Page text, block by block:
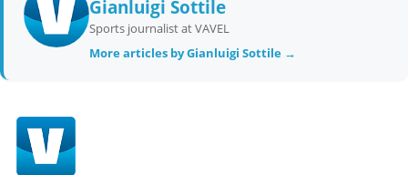
Gianluigi Sottile
Sports journalist at VAVEL
More articles by Gianluigi Sottile →